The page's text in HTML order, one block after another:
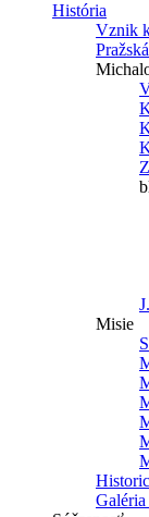
História
Vznik
Misie